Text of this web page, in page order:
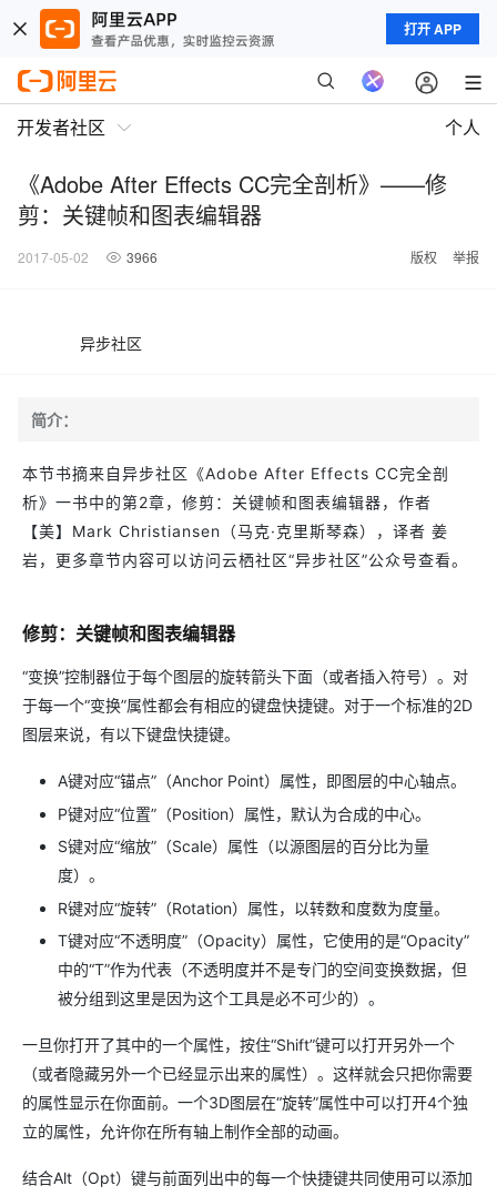
打开 APP
开发者社区 个人
《Adobe After Effects CC完全剖析》——修
剪：关键帧和图表编辑器
2017-05-02 3966 版权 举报
异步社区
简介：
本节书摘来自异步社区《Adobe After Effects CC完全剖
析》一书中的第2章，修剪：关键帧和图表编辑器，作者
【美】Mark Christiansen（马克·克里斯琴森），译者 姜
岩，更多章节内容可以访问云栖社区“异步社区”公众号查看。
修剪：关键帧和图表编辑器
“变换”控制器位于每个图层的旋转箭头下面（或者插入符号）。对
于每一个“变换”属性都会有相应的键盘快捷键。对于一个标准的2D
图层来说，有以下键盘快捷键。
A键对应“锚点”（Anchor Point）属性，即图层的中心轴点。
P键对应“位置”（Position）属性，默认为合成的中心。
S键对应“缩放”（Scale）属性（以源图层的百分比为量
度）。
R键对应“旋转”（Rotation）属性，以转数和度数为度量。
T键对应“不透明度”（Opacity）属性，它使用的是“Opacity”
中的“T”作为代表（不透明度并不是专门的空间变换数据，但
被分组到这里是因为这个工具是必不可少的）。
一旦你打开了其中的一个属性，按住“Shift”键可以打开另外一个
（或者隐藏另外一个已经显示出来的属性）。这样就会只把你需要
的属性显示在你面前。一个3D图层在“旋转”属性中可以打开4个独
立的属性，允许你在所有轴上制作全部的动画。
结合Alt（Opt）键与前面列出中的每一个快捷键共同使用可以添加